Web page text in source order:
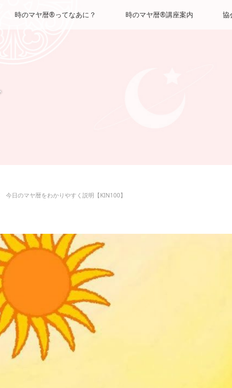
時のマヤ暦®ってなあに？ 時のマヤ暦®講座案内 協
今日のマヤ暦をわかりやすく説明【KIN100】